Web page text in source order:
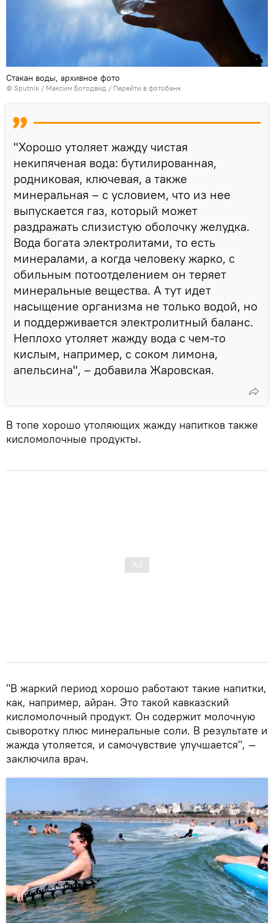
Стакан воды, архивное фото
© Sputnik / Максим Богодвид / Перейти в фотобанк
"Хорошо утоляет жажду чистая
некипяченая вода: бутилированная,
родниковая, ключевая, а также
минеральная – с условием, что из нее
выпускается газ, который может
раздражать слизистую оболочку желудка.
Вода богата электролитами, то есть
минералами, а когда человеку жарко, с
обильным потоотделением он теряет
минеральные вещества. А тут идет
насыщение организма не только водой, но
и поддерживается электролитный баланс.
Неплохо утоляет жажду вода с чем-то
кислым, например, с соком лимона,
апельсина", – добавила Жаровская.
В топе хорошо утоляющих жажду напитков также
кисломолочные продукты.
"В жаркий период хорошо работают такие напитки,
как, например, айран. Это такой кавказский
кисломолочный продукт. Он содержит молочную
сыворотку плюс минеральные соли. В результате и
жажда утоляется, и самочувствие улучшается", —
заключила врач.